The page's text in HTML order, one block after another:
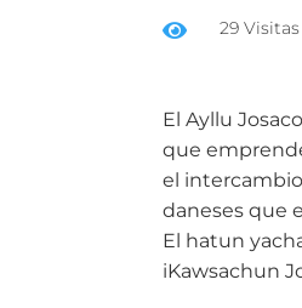
 29 Visitas
El Ayllu
que
el
daneses que
El hatun
iKawsachun